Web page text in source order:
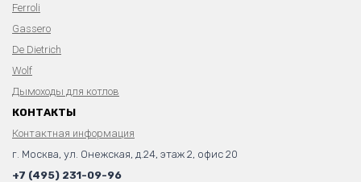
Ferroli
Gassero
De Dietrich
Wolf
Дымоходы для котлов
КОНТАКТЫ
Контактная информация
г. Москва, ул. Онежская, д.24, этаж 2, офис 20
+7 (495) 231-09-96